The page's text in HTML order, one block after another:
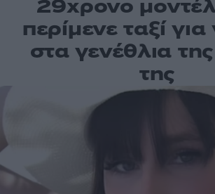
29χρονο
περίμενε ταξί
στα γενέθλια
της